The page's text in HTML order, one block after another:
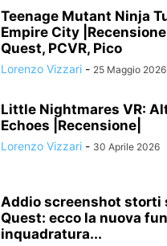
Teenage Mutant Ninja
Empire City
Quest, PCVR, Pico
Lorenzo Vizzari - 25 Maggio 2026
Little Nightmares VR:
Echoes |Recensione|
Lorenzo Vizzari - 30 Aprile 2026
Addio screenshot storti
Quest: ecco la nuova
inquadratura...